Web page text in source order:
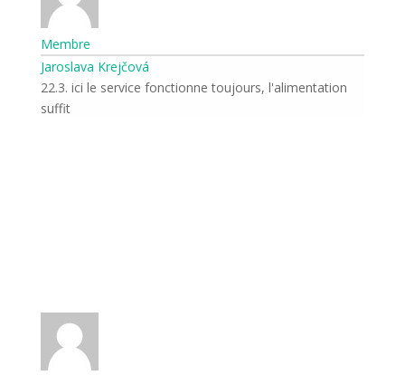
Membre
Jaroslava Krejčová
22.3. ici le service fonctionne toujours, l'alimentation
suffit